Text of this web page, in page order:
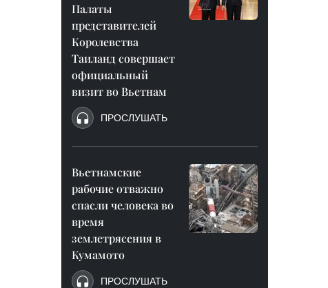
Палаты
представителей
Королевства
Таиланд совершает
официальный
визит во Вьетнам
ПРОСЛУШАТЬ
Вьетнамские
рабочие отважно
спасли человека во
время
землетрясения в
Кумамото
ПРОСЛУШАТЬ